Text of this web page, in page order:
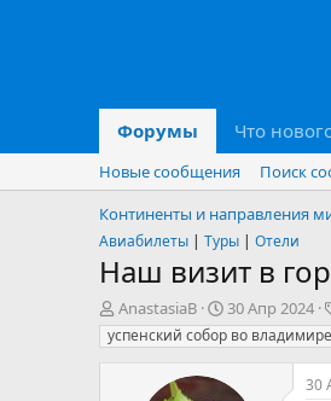
Форумы Что
Новые сообщения
Поиск
Континенты и направления
Авиабилеты | Туры | Отели
Наш визит в
А
в
т
AnastasiaB
Д
а
т
н
30 Апр 2024
успенский собор во владимире
30